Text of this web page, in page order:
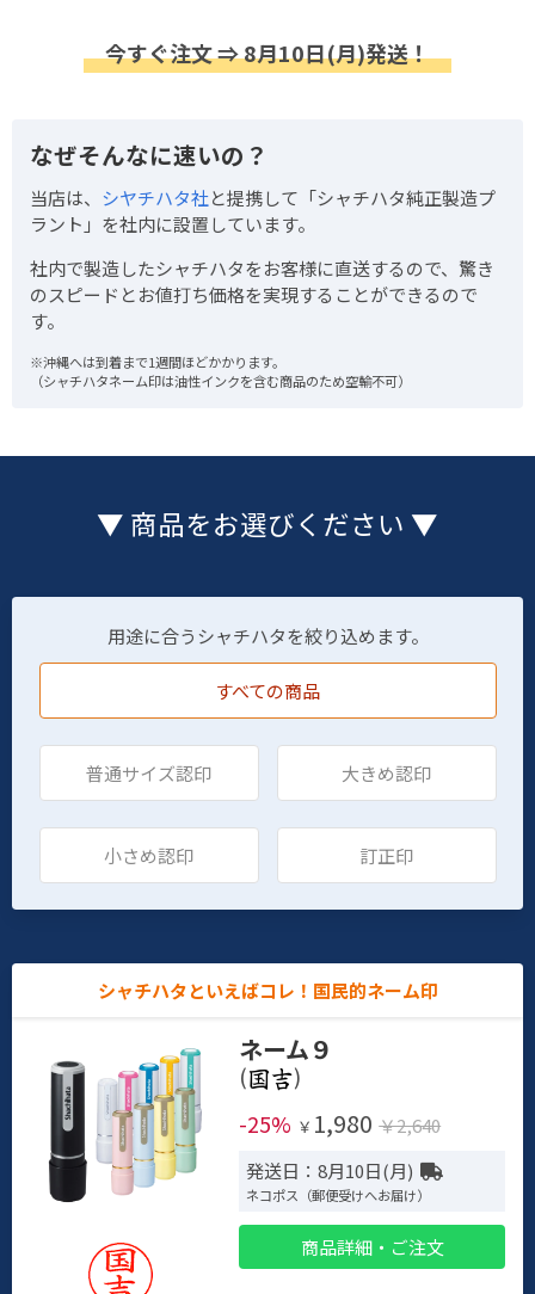
今すぐ注文 ⇒ 8月10日(月)発送！
なぜそんなに速いの？
当店は、 シヤチハタ社と提携して「シャチハタ純正製造プ
ラント」を社内に設置しています。
社内で製造したシャチハタをお客様に直送するので、驚き
のスピードとお値打ち価格を実現することができるので
す。
※沖縄へは到着まで1週間ほどかかります。
（シャチハタネーム印は油性インクを含む商品のため空輸不可）
▼ 商品をお選びください ▼
用途に合うシャチハタを絞り込めます。
すべての商品
普通サイズ認印 大きめ認印
小さめ認印 訂正印
シャチハタといえばコレ！国民的ネーム印
ネーム９
(
)
-25% ￥ 1,980 ￥2,640
発送日：8月10日(月)
ネコポス（郵便受けへお届け）
商品詳細・ご注文